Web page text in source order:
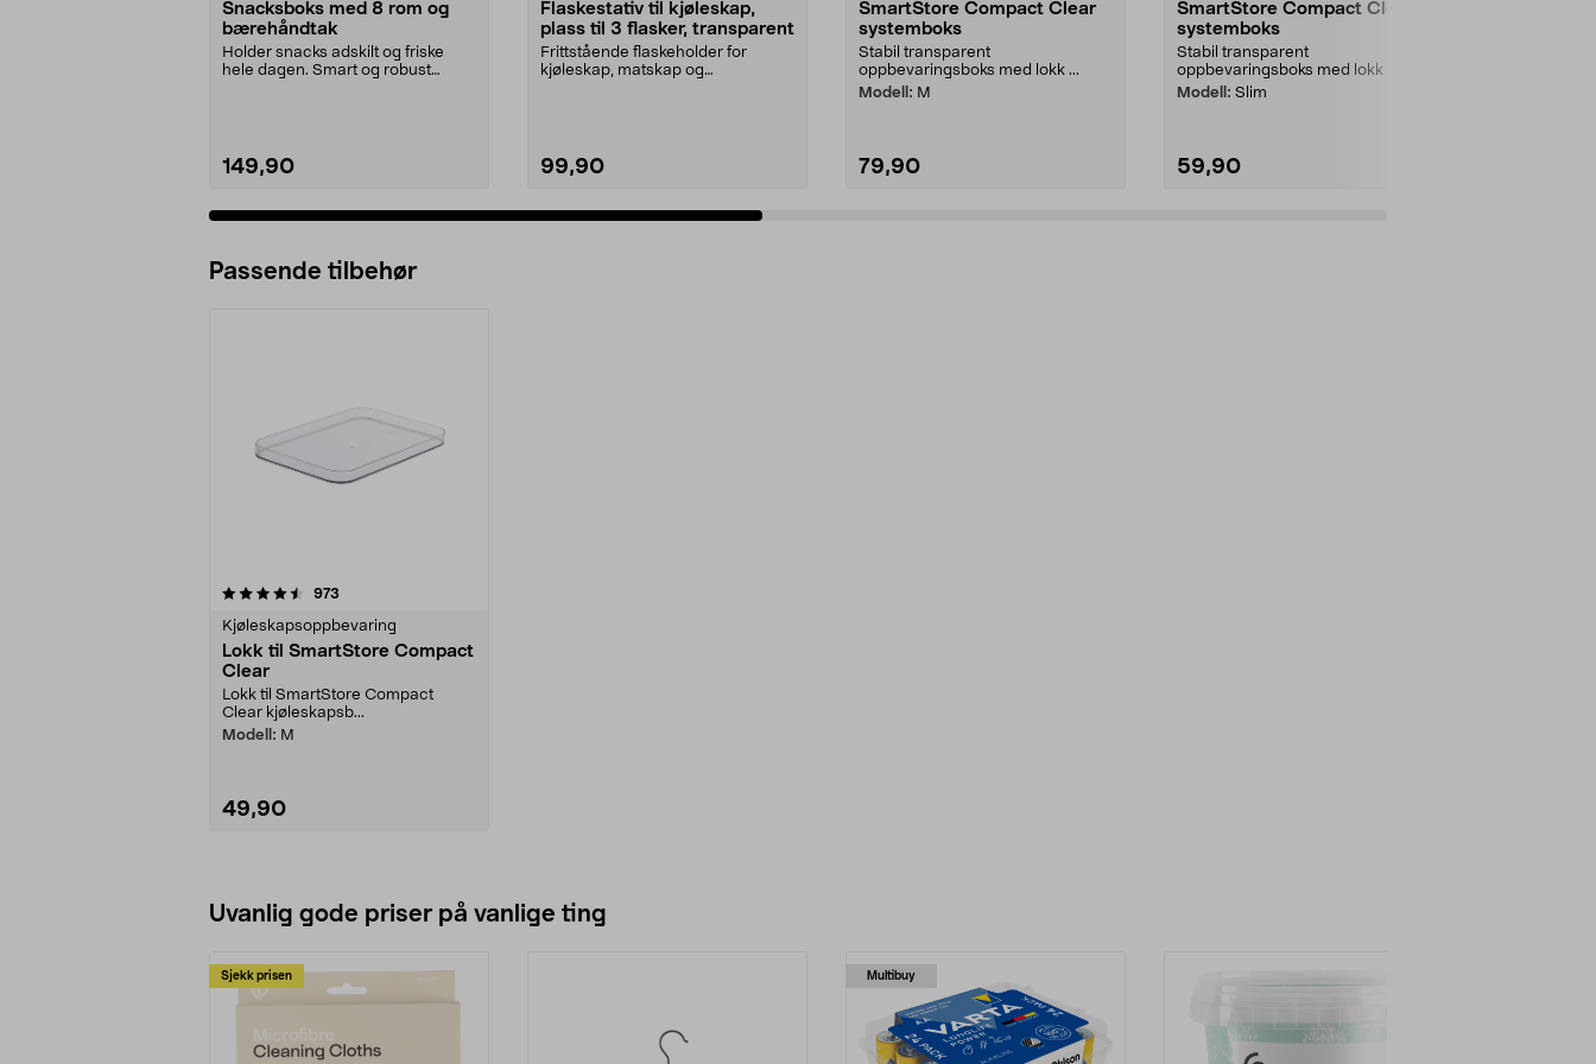
Snacksboks med 8 rom og
bærehåndtak
Holder snacks adskilt og friske
hele dagen. Smart og robust
149,90
Flaskestativ til kjøleskap,
plass til 3 flasker, transparent
Frittstående flaskeholder for
kjøleskap, matskap og
99,90
SmartStore Compact Clear
systemboks
Stabil transparent
oppbevaringsboks med lokk ...
Modell: M
79,90
SmartStore Compact Clear
systemboks
Stabil transparent
oppbevaringsboks med lokk ...
Modell: Slim
59,90
Passende tilbehør
973
Kjøleskapsoppbevaring
Lokk til SmartStore Compact
Clear
Lokk til SmartStore Compact
Clear kjøleskapsb...
Modell: M
49,90
Uvanlig gode priser på vanlige ting
Sjekk prisen Multibuy